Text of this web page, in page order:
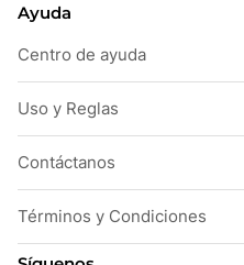
Ayuda
Centro de ayuda
Uso y Reglas
Contáctanos
Términos y Condiciones